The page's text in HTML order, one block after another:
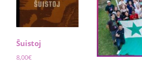
Ŝuistoj
8,00€